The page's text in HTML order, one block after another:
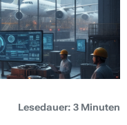
Lesedauer: 3 Minuten